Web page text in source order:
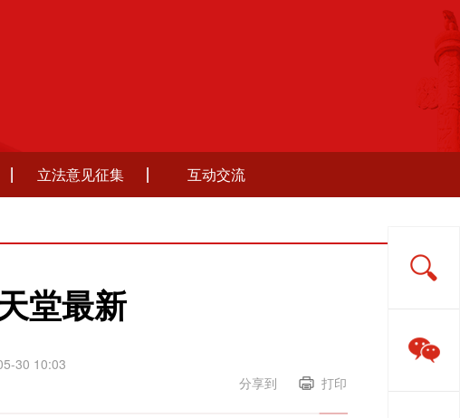
立法意见征集 互动交流
堂最新
30 10:03
分享到
打印